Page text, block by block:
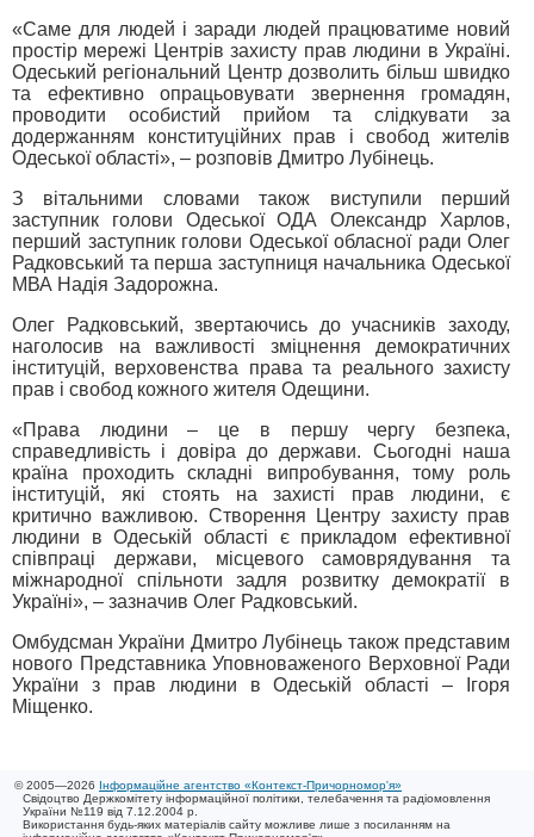
«Саме для людей і заради людей працюватиме новий
простір мережі Центрів захисту прав людини в Україні.
Одеський регіональний Центр дозволить більш швидко
та ефективно опрацьовувати звернення громадян,
проводити особистий прийом та слідкувати за
додержанням конституційних прав і свобод жителів
Одеської області», – розповів Дмитро Лубінець.
З вітальними словами також виступили перший
заступник голови Одеської ОДА Олександр Харлов,
перший заступник голови Одеської обласної ради Олег
Радковський та перша заступниця начальника Одеської
МВА Надія Задорожна.
Олег Радковський, звертаючись до учасників заходу,
наголосив на важливості зміцнення демократичних
інституцій, верховенства права та реального захисту
прав і свобод кожного жителя Одещини.
«Права людини – це в першу чергу безпека,
справедливість і довіра до держави. Сьогодні наша
країна проходить складні випробування, тому роль
інституцій, які стоять на захисті прав людини, є
критично важливою. Створення Центру захисту прав
людини в Одеській області є прикладом ефективної
співпраці держави, місцевого самоврядування та
міжнародної спільноти задля розвитку демократії в
Україні», – зазначив Олег Радковський.
Омбудсман України Дмитро Лубінець також представим
нового Представника Уповноваженого Верховної Ради
України з прав людини в Одеській області – Ігоря
Міщенко.
© 2005—2026 Інформаційне агентство «Контекст-Причорномор'я»
Свідоцтво Держкомітету інформаційної політики, телебачення та радіомовлення
України №119 від 7.12.2004 р.
Використання будь-яких матеріалів сайту можливе лише з посиланням на